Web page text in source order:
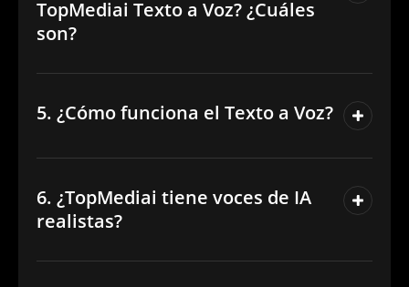
TopMediai Texto a Voz? ¿Cuáles
son?
5. ¿Cómo funciona el Texto a Voz?
6. ¿TopMediai tiene voces de IA
realistas?